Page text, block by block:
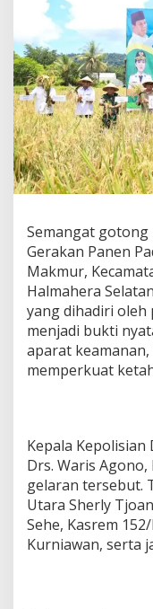
a
n
P
a
n
g
a
n
,
K
a
p
d
a
M
a
l
u
t
H
a
P
a
n
e
n
R
a
Semangat
Gerakan Panen
Makmur,
Halmahera
yang dihadiri oleh
menjadi bukti
aparat
memperkuat
Kepala
Drs. Waris
gelaran tersebut.
Utara Sherly
Sehe, Kasrem
Kurniawan, serta